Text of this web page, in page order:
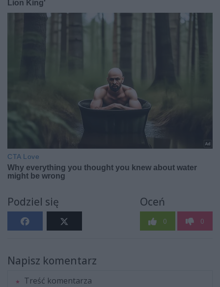
Podziel się Oceń
0 0
Napisz komentarz
Treść komentarza